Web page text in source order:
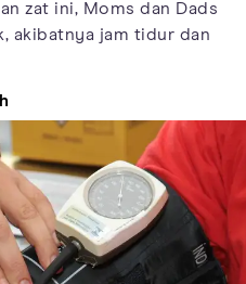
zat ini, Moms dan Dads
akibatnya jam tidur dan